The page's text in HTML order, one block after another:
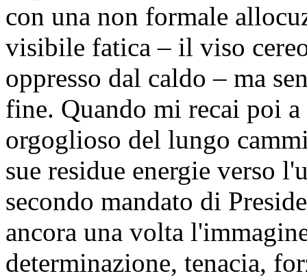
con una non formale
visibile fatica – il viso
oppresso dal caldo – ma
fine. Quando mi recai poi
orgoglioso del lungo
sue residue energie verso
secondo mandato di
ancora una volta
determinazione, tenacia,